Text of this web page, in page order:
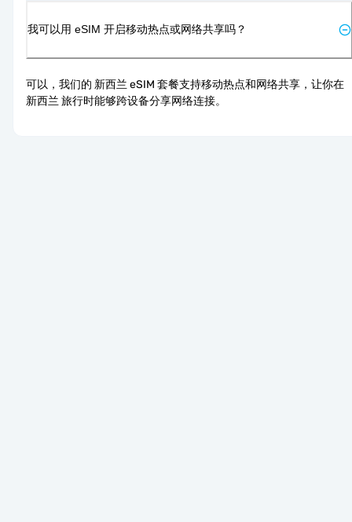
我可以用 eSIM 开启移动热点或网络共享吗？
可以，我们的 新西兰 eSIM 套餐支持移动热点和网络共享，让你在
新西兰 旅行时能够跨设备分享网络连接。